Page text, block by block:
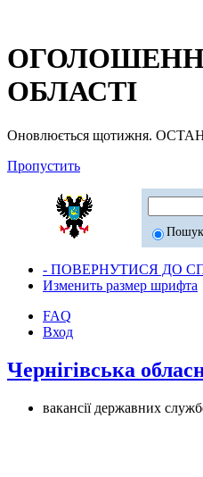
ОБЛАСТІ
Оновлюється щотижня.
Пропустить
Пошук
- ПОВЕРНУТИСЯ ДО
Изменить размер шрифта
FAQ
Вход
Чернігівська
вакансії державних